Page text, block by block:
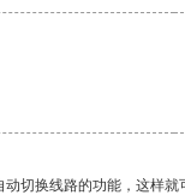
切换线路的功能，这样